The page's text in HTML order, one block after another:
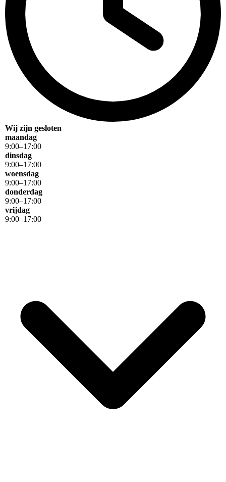
Wij zijn gesloten
maandag
9:00–17:00
dinsdag
9:00–17:00
woensdag
9:00–17:00
donderdag
9:00–17:00
vrijdag
9:00–17:00